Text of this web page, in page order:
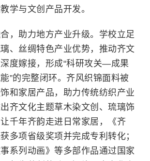
学与文创产品开发。
，助力地方产业升级。学校立足
、丝绸特色产业优势，推动齐文
度嫁接，形成“科研攻关—成果
”的完整闭环。齐风织锦面料被
和家居产品，助力传统纺织产业
齐文化主题草木染文创、琉璃饰
千年齐韵走进日常家居，《齐
多项省级奖项并完成专利转化；
事系列动画》等多部作品通过国家